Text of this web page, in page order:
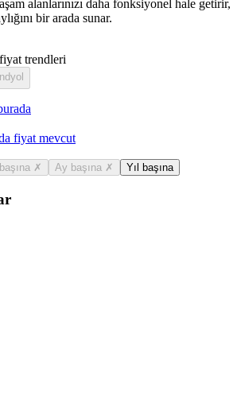
alanlarınızı daha fonksiyonel hale getirir,
bir arada sunar.
trendleri
fiyat mevcut
✗ Ay başına ✗ Yıl başına